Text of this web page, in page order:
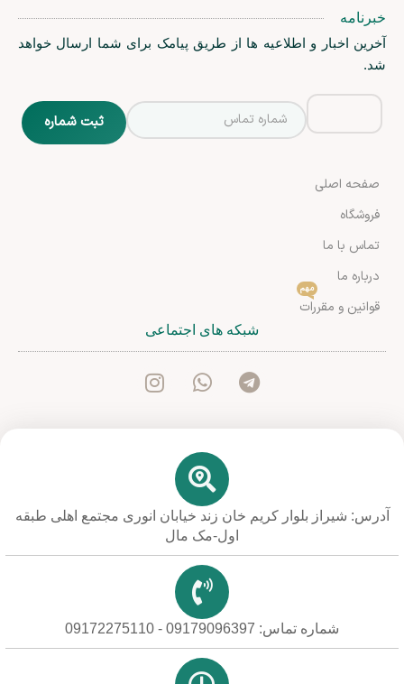
خبرنامه
آخرین اخبار و اطلاعیه ها از طریق پیامک برای شما ارسال خواهد
شد.
صفحه اصلی
فروشگاه
تماس با ما
درباره ما
قوانین و مقررات
مهم
شبکه های اجتماعی
آدرس: شیراز بلوار کریم خان زند خیابان انوری مجتمع اهلی طبقه
اول-مک مال
شماره تماس: 09179096397 - 09172275110